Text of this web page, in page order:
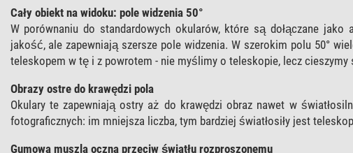
Cały obiekt na widoku: pole widzenia 50°
W porównaniu do standardowych okularów, które są dołączane
jakość, ale zapewniają szersze pole widzenia. W szerokim polu 50°
teleskopem w tę i z powrotem - nie myślimy o teleskopie, lecz cieszymy
Obrazy ostre do krawędzi pola
Okulary te zapewniają ostry aż do krawędzi obraz nawet w
fotograficznych: im mniejsza liczba, tym bardziej światłosiły jest
Gumowa muszla oczna przeciw światłu rozproszonemu